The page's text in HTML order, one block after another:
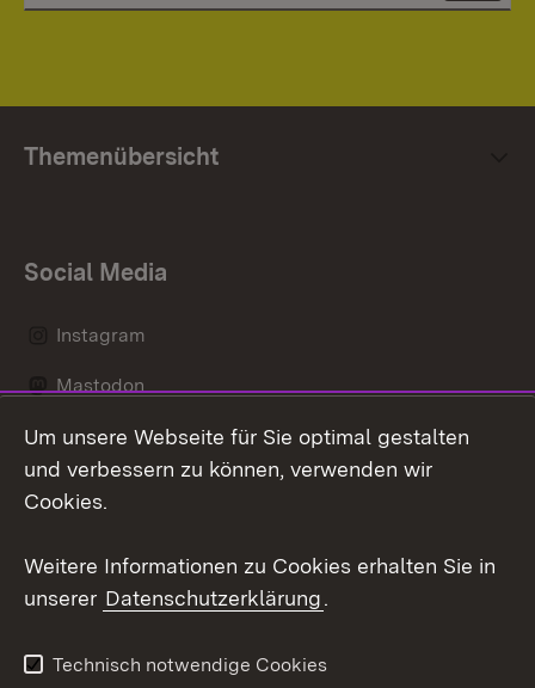
Themenübersicht
Social Media
Instagram
Mastodon
Messenger
Kontakt
Impressum
Um unsere Webseite für Sie optimal gestalten
und verbessern zu können, verwenden wir
Cookies.
Weitere Informationen zu Cookies erhalten Sie in
unserer Datenschutzerklärung.
Technisch notwendige Cookies